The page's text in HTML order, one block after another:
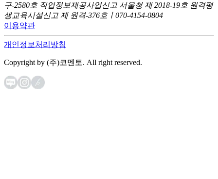
구-2580호 직업정보제공사업신고 서울청 제 2018-19호 원격평
생교육시설신고 제 원격-376호ㅣ070-4154-0804
이용약관
개인정보처리방침
Copyright by (주)코멘토. All right reserved.